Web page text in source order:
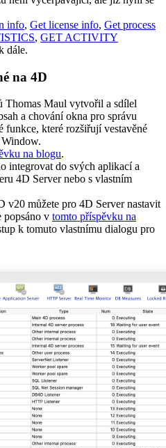
info, Get license info, Get process
, GET ACTIVITY
dále.
na 4D
Thomas Maul vytvořil a sdílel
a chování okna pro správu
které rozšiřují vestavěné
na blogu.
integrovat do svých aplikací a
4D Server nebo s vlastním
v20 můžete pro 4D Server nastavit
popsáno v tomto příspěvku na
k tomuto vlastnímu dialogu pro